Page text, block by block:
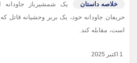
خلاصه داستان
یک شمشیرباز جاودانه
حریفان جاودانه خود، یک بربر وحشیانه قاتل
است، مقابله کند.
1 اکتبر 2025